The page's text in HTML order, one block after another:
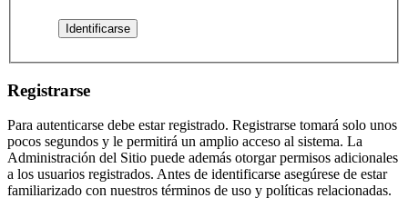
Registrarse
Para autenticarse debe estar registrado. Registrarse tomará solo unos
pocos segundos y le permitirá un amplio acceso al sistema. La
Administración del Sitio puede además otorgar permisos adicionales
a los usuarios registrados. Antes de identificarse asegúrese de estar
familiarizado con nuestros términos de uso y políticas relacionadas.